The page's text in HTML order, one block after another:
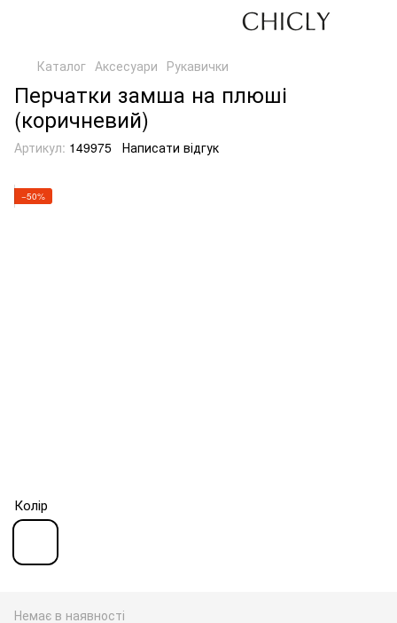
Каталог Аксесуари Рукавички
Перчатки замша на плюші
(коричневий)
Артикул: 149975 Написати відгук
−50%
Колір
Немає в наявності